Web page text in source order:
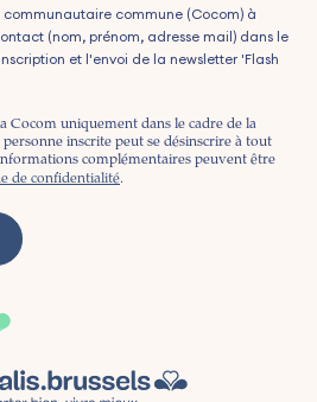
communautaire commune (Cocom) à
(nom, prénom, adresse mail) dans le
et l'envoi de la newsletter 'Flash
Cocom uniquement dans le cadre de la
inscrite peut se désinscrire à tout
complémentaires peuvent être
de confidentialité.